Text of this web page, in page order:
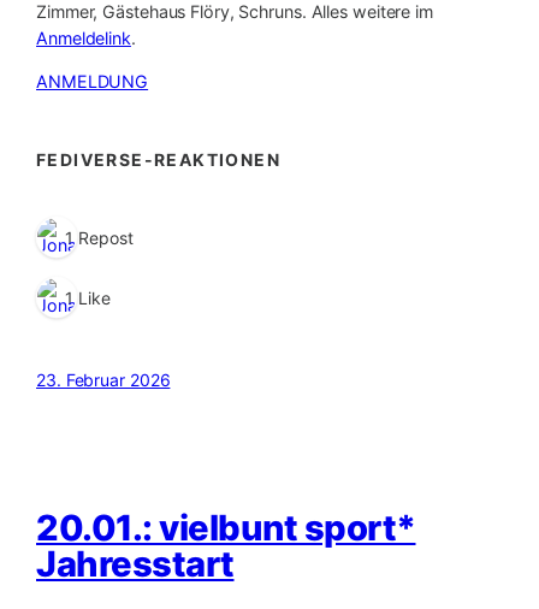
Zimmer, Gästehaus Flöry, Schruns. Alles weitere im
Anmeldelink.
ANMELDUNG
FEDIVERSE-REAKTIONEN
1 Repost
1 Like
23. Februar 2026
20.01.: vielbunt sport*
Jahresstart